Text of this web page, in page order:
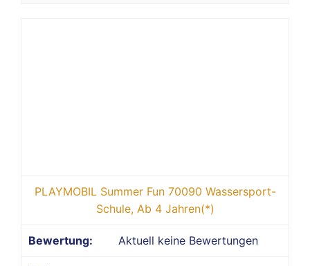
PLAYMOBIL Summer Fun 70090 Wassersport-
Schule, Ab 4 Jahren(*)
Aktuell keine Bewertungen